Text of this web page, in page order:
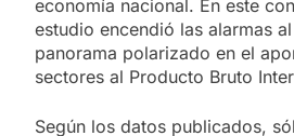
economía nacional. En este
estudio encendió las alarmas
panorama polarizado en el
sectores al Producto Bruto
Según los datos publicados,